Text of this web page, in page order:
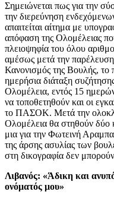
Σημειώνεται πως για την
την διερεύνηση
απαιτείται αίτημα με
απόφαση της Ολομέλειας
πλειοψηφία του όλου
αμέσως μετά την
Κανονισμός της Βουλής, το
ημερήσια διάταξη
Ολομέλεια, εντός 15
να τοποθετηθούν και οι
το ΠΑΣΟΚ. Μετά την
Ολομέλεια θα στηθούν δύο
μια για την Φωτεινή
της άρσης ασυλίας των
στη δικογραφία δεν
Λιβανός: «Άδικη και
ονόματός μου»